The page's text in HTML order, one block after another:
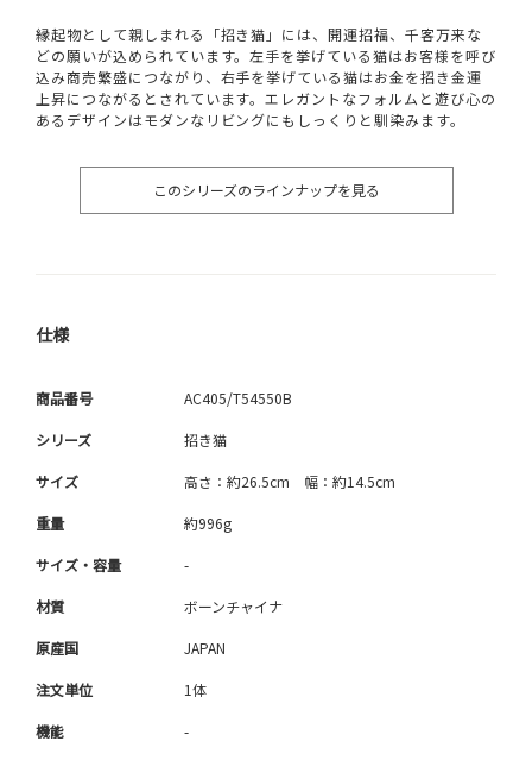
縁起物として親しまれる「招き猫」には、開運招福、千客万来な
どの願いが込められています。左手を挙げている猫はお客様を呼び
込み商売繁盛につながり、右手を挙げている猫はお金を招き金運
上昇につながるとされています。エレガントなフォルムと遊び心の
あるデザインはモダンなリビングにもしっくりと馴染みます。
このシリーズのラインナップを見る
仕様
商品番号 AC405/T54550B
シリーズ 招き猫
サイズ 高さ：約26.5cm 幅：約14.5cm
重量 約996g
サイズ・容量 -
材質 ボーンチャイナ
原産国 JAPAN
注文単位 1体
機能 -